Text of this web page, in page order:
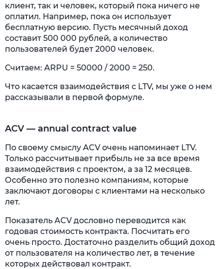
клиент, так и человек, который пока ничего не
оплатил. Например, пока он использует
бесплатную версию. Пусть месячный доход
составит 500 000 рублей, а количество
пользователей будет 2000 человек.
Считаем: ARPU = 50000 / 2000 = 250.
Что касается взаимодействия с LTV, мы уже о нем
рассказывали в первой формуле.
ACV — annual contract value
По своему смыслу ACV очень напоминает LTV.
Только рассчитывает прибыль не за все время
взаимодействия с проектом, а за 12 месяцев.
Особенно это полезно компаниям, которые
заключают договоры с клиентами на несколько
лет.
Показатель ACV дословно переводится как
годовая стоимость контракта. Посчитать его
очень просто. Достаточно разделить общий доход
от пользователя на количество лет, в течение
которых действовал контракт.